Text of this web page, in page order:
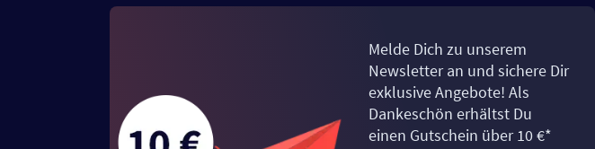
Melde Dich zu unserem
Newsletter an und sichere Dir
exklusive Angebote! Als
Dankeschön erhältst Du
einen Gutschein über 10 €*